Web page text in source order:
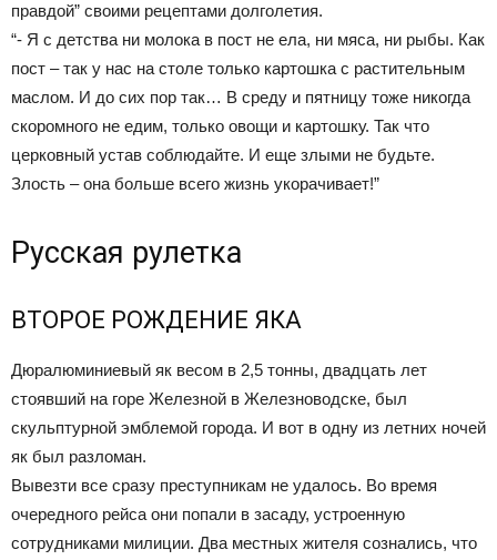
правдой” своими рецептами долголетия.
“- Я с детства ни молока в пост не ела, ни мяса, ни рыбы. Как
пост – так у нас на столе только картошка с растительным
маслом. И до сих пор так… В среду и пятницу тоже никогда
скоромного не едим, только овощи и картошку. Так что
церковный устав соблюдайте. И еще злыми не будьте.
Злость – она больше всего жизнь укорачивает!”
Русская рулетка
ВТОРОЕ РОЖДЕНИЕ ЯКА
Дюралюминиевый як весом в 2,5 тонны, двадцать лет
стоявший на горе Железной в Железноводске, был
скульптурной эмблемой города. И вот в одну из летних ночей
як был разломан.
Вывезти все сразу преступникам не удалось. Во время
очередного рейса они попали в засаду, устроенную
сотрудниками милиции. Два местных жителя сознались, что